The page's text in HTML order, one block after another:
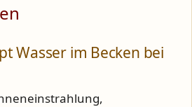
Wasser im Becken bei